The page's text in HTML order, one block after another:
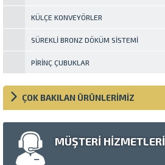
KÜLÇE KONVEYÖRLER
SÜREKLI BRONZ DÖKÜM SISTEMI
PIRINÇ ÇUBUKLAR
ÇOK BAKILAN ÜRÜNLERİMİZ
MÜŞTERİ HİZMETLERİ